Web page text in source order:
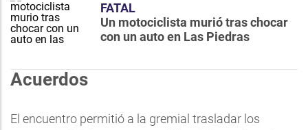
FATAL
Un motociclista murió tras chocar
con un auto en Las Piedras
Acuerdos
El encuentro permitió a la gremial trasladar los